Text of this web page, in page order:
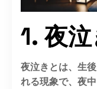
1. 夜
夜泣きとは、 生
れる現象で、夜